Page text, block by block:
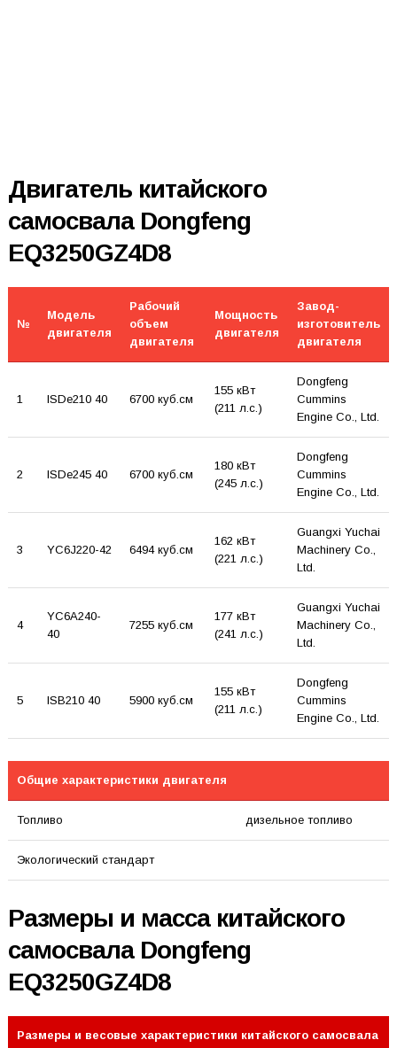
Двигатель китайского
самосвала Dongfeng
EQ3250GZ4D8
№
Модель
двигателя
Рабочий
объем
двигателя
Мощность
двигателя
Завод-
изготовитель
двигателя
1 ISDe210 40 6700 куб.см
155 кВт
(211 л.с.)
Dongfeng
Cummins
Engine Co., Ltd.
2 ISDe245 40 6700 куб.см
180 кВт
(245 л.с.)
Dongfeng
Cummins
Engine Co., Ltd.
3 YC6J220-42 6494 куб.см
162 кВт
(221 л.с.)
Guangxi Yuchai
Machinery Co.,
Ltd.
4
YC6A240-
40
7255 куб.см
177 кВт
(241 л.с.)
Guangxi Yuchai
Machinery Co.,
Ltd.
5 ISB210 40 5900 куб.см
155 кВт
(211 л.с.)
Dongfeng
Cummins
Engine Co., Ltd.
Общие характеристики двигателя
Топливо дизельное топливо
Экологический стандарт
Размеры и масса китайского
самосвала Dongfeng
EQ3250GZ4D8
Размеры и весовые характеристики китайского самосвала